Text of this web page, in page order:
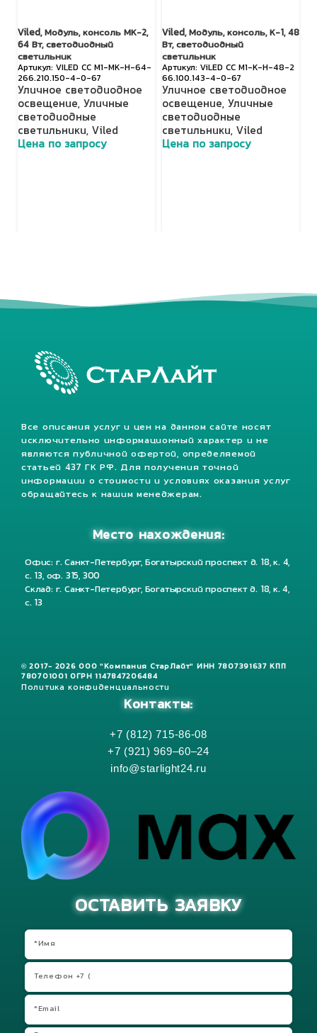
Viled, Модуль, консоль МК-2,
64 Вт, светодиодный
светильник
VILED СС М1-МК-Н-64-
266.210.150-4-0-67
Уличное светодиодное
освещение, Уличные
светодиодные
светильники, Viled
Цена по запросу
Viled, Модуль, консоль, К-1, 48
Вт, светодиодный
светильник
ViLED СС М1-К-Н-48-2
66.100.143-4-0-67
Уличное светодиодное
освещение, Уличные
светодиодные
светильники, Viled
Цена по запросу
Все описания услуг и цен на данном сайте носят
исключительно информационный характер и не
являются публичной офертой, определяемой
статьей 437 ГК РФ. Для получения точной
информации о стоимости и условиях оказания услуг
обращайтесь к нашим менеджерам.
Место нахождения:
Офис: г. Санкт-Петербург, Богатырский проспект д. 18, к. 4,
с. 13, оф. 315, 300
Склад: г. Санкт-Петербург, Богатырский проспект д. 18, к. 4,
с. 13
© 2017- 2026 ООО "Компания СтарЛайт" ИНН 7807391637 КПП
780701001 ОГРН 1147847206484
Политика конфиденциальности
Контакты:
+7 (812) 715-86-08
+7 (921) 969–60–24
info@starlight24.ru
ОСТАВИТЬ ЗАЯВКУ